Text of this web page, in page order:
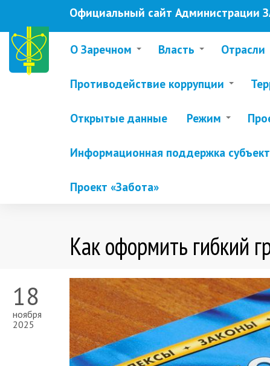
основному
содержанию
Официальный сайт Администрации
О Заречном Власть Отрасли
Противодействие коррупции
Открытые данные Режим
Информационная поддержка
Проект «Забота»
Как оформить гибкий
18
ноября
2025